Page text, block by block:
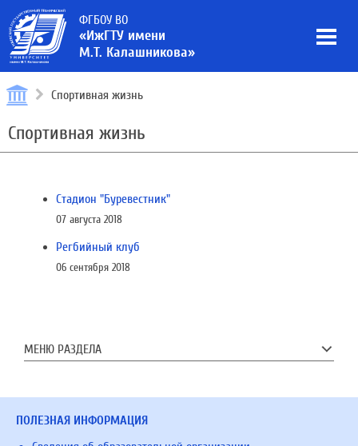
ФГБОУ ВО
«ИжГТУ имени
М.Т. Калашникова»
Спортивная жизнь
Спортивная жизнь
Стадион "Буревестник"
07 августа 2018
Регбийный клуб
06 сентября 2018
МЕНЮ РАЗДЕЛА
ПОЛЕЗНАЯ ИНФОРМАЦИЯ